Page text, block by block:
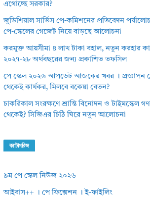
এগোচ্ছে সরকার?
জুডিশিয়াল সার্ভিস পে-কমিশনের প্রতিবেদন
পে-স্কেলের গেজেট নিয়ে বাড়ছে আলোচনা
করমুক্ত আয়সীমা ৪ লাখ টাকা বহাল, নতুন করহার
২০২৭-২৮ অর্থবছরের জন্য প্রকাশিত তফসিল
পে স্কেল ২০২৬ আপডেট আজকের খবর । প্রজ্ঞাপন
থেকেই কার্যকর, মিলবে বকেয়া বেতন?
চাকরিকাল সংরক্ষণে শ্রান্তি বিনোদন ও টাইমস্কেল
থেকেই? সিজিএর চিঠি ঘিরে নতুন আলোচনা
ক্যাটাগরিজ
৯ম পে স্কেল নিউজ ২০২৬
আইবাস++ । পে ফিক্সেশন । ই-ফাইলিং